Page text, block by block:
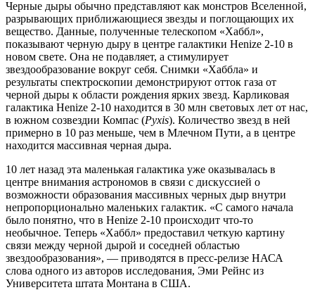
Черные дыры обычно представляют как монстров Вселенной,
разрывающих приближающиеся звезды и поглощающих их
вещество. Данные, полученные телескопом «Хаббл»,
показывают черную дыру в центре галактики Henize 2-10 в
новом свете. Она не подавляет, а стимулирует
звездообразование вокруг себя. Снимки «Хаббла» и
результаты спектроскопии демонстрируют отток газа от
черной дыры к области рождения ярких звезд. Карликовая
галактика Henize 2-10 находится в 30 млн световых лет от нас,
в южном созвездии Компас (Pyxis). Количество звезд в ней
примерно в 10 раз меньше, чем в Млечном Пути, а в центре
находится массивная черная дыра.
10 лет назад эта маленькая галактика уже оказывалась в
центре внимания астрономов в связи с дискуссией о
возможности образования массивных черных дыр внутри
непропорционально маленьких галактик. «С самого начала
было понятно, что в Henize 2-10 происходит что-то
необычное. Теперь «Хаббл» предоставил четкую картину
связи между черной дырой и соседней областью
звездообразования», — приводятся в пресс-релизе НАСА
слова одного из авторов исследования, Эми Рейнс из
Университета штата Монтана в США.